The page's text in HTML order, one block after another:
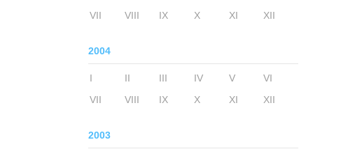
VII
VIII IX X XI XII
2004
I II III IV V
VI
VII
VIII IX X XI XII
2003